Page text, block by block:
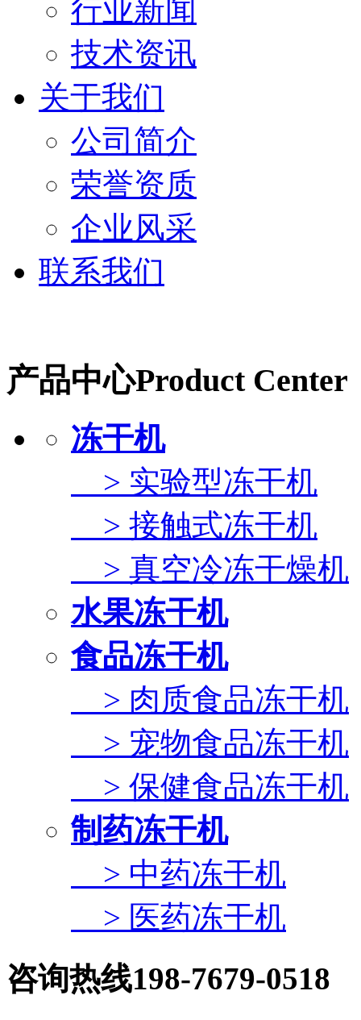
行业新闻
技术资讯
关于我们
公司简介
荣誉资质
企业风采
联系我们
产品中心Product Center
冻干机
> 实验型冻干机
> 接触式冻干机
> 真空冷冻干燥机
水果冻干机
食品冻干机
> 肉质食品冻干机
> 宠物食品冻干机
> 保健食品冻干机
制药冻干机
> 中药冻干机
> 医药冻干机
咨询热线198-7679-0518